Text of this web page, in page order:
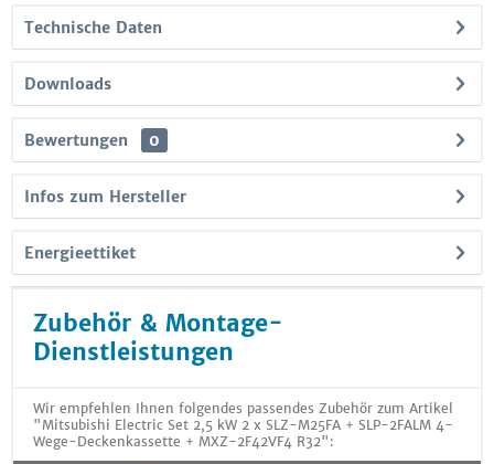
Technische Daten
Downloads
Bewertungen 0
Infos zum Hersteller
Energieettiket
Zubehör & Montage-
Dienstleistungen
Wir empfehlen Ihnen folgendes passendes Zubehör zum Artikel
"Mitsubishi Electric Set 2,5 kW 2 x SLZ-M25FA + SLP-2FALM 4-
Wege-Deckenkassette + MXZ-2F42VF4 R32":